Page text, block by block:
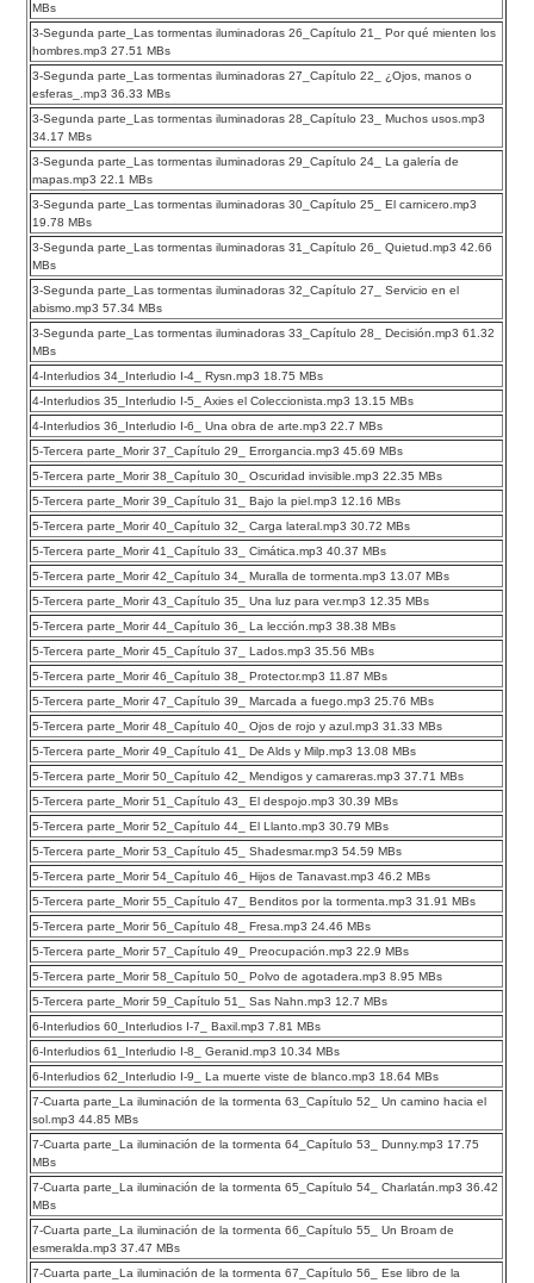
MBs
3-Segunda parte_Las tormentas iluminadoras 26_Capítulo 21_ Por qué mienten los
hombres.mp3 27.51 MBs
3-Segunda parte_Las tormentas iluminadoras 27_Capítulo 22_ ¿Ojos, manos o
esferas_.mp3 36.33 MBs
3-Segunda parte_Las tormentas iluminadoras 28_Capítulo 23_ Muchos usos.mp3
34.17 MBs
3-Segunda parte_Las tormentas iluminadoras 29_Capítulo 24_ La galería de
mapas.mp3 22.1 MBs
3-Segunda parte_Las tormentas iluminadoras 30_Capítulo 25_ El carnicero.mp3
19.78 MBs
3-Segunda parte_Las tormentas iluminadoras 31_Capítulo 26_ Quietud.mp3 42.66
MBs
3-Segunda parte_Las tormentas iluminadoras 32_Capítulo 27_ Servicio en el
abismo.mp3 57.34 MBs
3-Segunda parte_Las tormentas iluminadoras 33_Capítulo 28_ Decisión.mp3 61.32
MBs
4-Interludios 34_Interludio I-4_ Rysn.mp3 18.75 MBs
4-Interludios 35_Interludio I-5_ Axies el Coleccionista.mp3 13.15 MBs
4-Interludios 36_Interludio I-6_ Una obra de arte.mp3 22.7 MBs
5-Tercera parte_Morir 37_Capítulo 29_ Errorgancia.mp3 45.69 MBs
5-Tercera parte_Morir 38_Capítulo 30_ Oscuridad invisible.mp3 22.35 MBs
5-Tercera parte_Morir 39_Capítulo 31_ Bajo la piel.mp3 12.16 MBs
5-Tercera parte_Morir 40_Capítulo 32_ Carga lateral.mp3 30.72 MBs
5-Tercera parte_Morir 41_Capítulo 33_ Cimática.mp3 40.37 MBs
5-Tercera parte_Morir 42_Capítulo 34_ Muralla de tormenta.mp3 13.07 MBs
5-Tercera parte_Morir 43_Capítulo 35_ Una luz para ver.mp3 12.35 MBs
5-Tercera parte_Morir 44_Capítulo 36_ La lección.mp3 38.38 MBs
5-Tercera parte_Morir 45_Capítulo 37_ Lados.mp3 35.56 MBs
5-Tercera parte_Morir 46_Capítulo 38_ Protector.mp3 11.87 MBs
5-Tercera parte_Morir 47_Capítulo 39_ Marcada a fuego.mp3 25.76 MBs
5-Tercera parte_Morir 48_Capítulo 40_ Ojos de rojo y azul.mp3 31.33 MBs
5-Tercera parte_Morir 49_Capítulo 41_ De Alds y Milp.mp3 13.08 MBs
5-Tercera parte_Morir 50_Capítulo 42_ Mendigos y camareras.mp3 37.71 MBs
5-Tercera parte_Morir 51_Capítulo 43_ El despojo.mp3 30.39 MBs
5-Tercera parte_Morir 52_Capítulo 44_ El Llanto.mp3 30.79 MBs
5-Tercera parte_Morir 53_Capítulo 45_ Shadesmar.mp3 54.59 MBs
5-Tercera parte_Morir 54_Capítulo 46_ Hijos de Tanavast.mp3 46.2 MBs
5-Tercera parte_Morir 55_Capítulo 47_ Benditos por la tormenta.mp3 31.91 MBs
5-Tercera parte_Morir 56_Capítulo 48_ Fresa.mp3 24.46 MBs
5-Tercera parte_Morir 57_Capítulo 49_ Preocupación.mp3 22.9 MBs
5-Tercera parte_Morir 58_Capítulo 50_ Polvo de agotadera.mp3 8.95 MBs
5-Tercera parte_Morir 59_Capítulo 51_ Sas Nahn.mp3 12.7 MBs
6-Interludios 60_Interludios I-7_ Baxil.mp3 7.81 MBs
6-Interludios 61_Interludio I-8_ Geranid.mp3 10.34 MBs
6-Interludios 62_Interludio I-9_ La muerte viste de blanco.mp3 18.64 MBs
7-Cuarta parte_La iluminación de la tormenta 63_Capítulo 52_ Un camino hacia el
sol.mp3 44.85 MBs
7-Cuarta parte_La iluminación de la tormenta 64_Capítulo 53_ Dunny.mp3 17.75
MBs
7-Cuarta parte_La iluminación de la tormenta 65_Capítulo 54_ Charlatán.mp3 36.42
MBs
7-Cuarta parte_La iluminación de la tormenta 66_Capítulo 55_ Un Broam de
esmeralda.mp3 37.47 MBs
7-Cuarta parte_La iluminación de la tormenta 67_Capítulo 56_ Ese libro de la